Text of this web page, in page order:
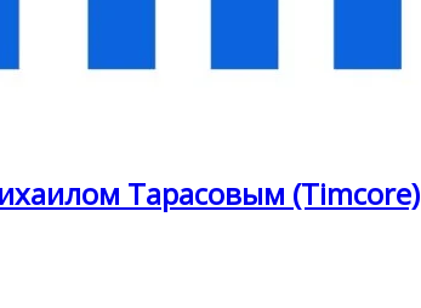
Тарасовым (Timcore)